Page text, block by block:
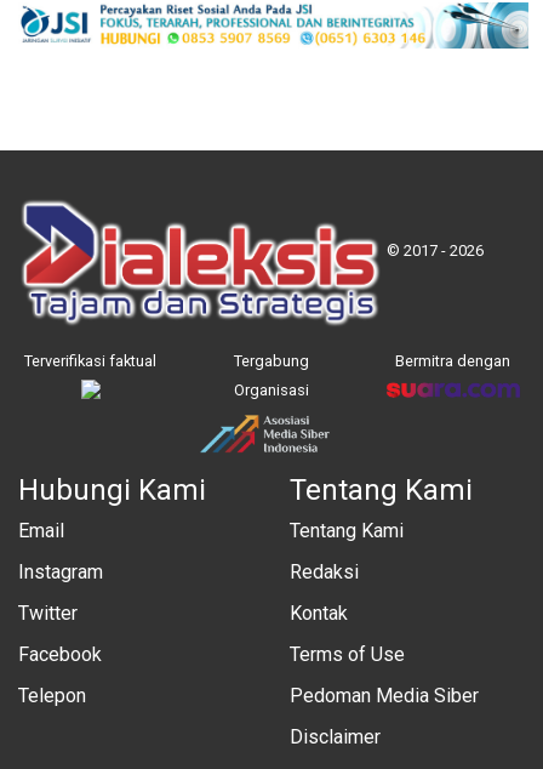
© 2017 - 2026
Terverifikasi faktual
Tergabung
Organisasi
Bermitra dengan
Hubungi Kami
Email
Instagram
Twitter
Facebook
Telepon
Tentang Kami
Tentang Kami
Redaksi
Kontak
Terms of Use
Pedoman Media Siber
Disclaimer